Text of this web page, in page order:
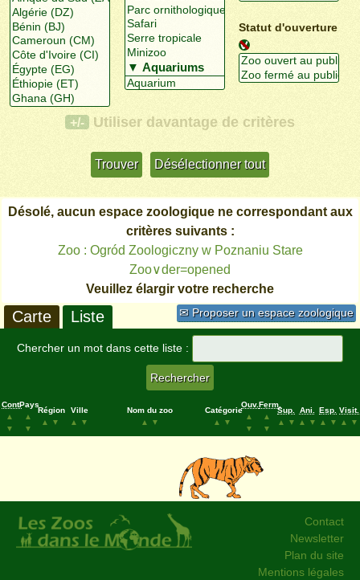
Statut d'ouverture
+/- Utiliser davantage de critères
Désolé, aucun espace zoologique ne correspondant aux
critères suivants :
Zoo : Ogród Zoologiczny w Poznaniu Stare
Zoo∨der=opened
Veuillez élargir votre recherche
✉ Proposer un espace zoologique
Carte Liste
Chercher un mot dans cette liste :
Cont.
▲
▼
Pays
▲
▼
Région
▲
▼
Ville
▲
▼
Nom du zoo
▲
▼
Catégorie
▲
▼
Ouv.
▲
▼
Ferm.
▲
▼
Sup.
▲
▼
Ani.
▲
▼
Esp.
▲
▼
Visit.
▲
▼
Contact
Newsletter
Plan du site
Mentions légales